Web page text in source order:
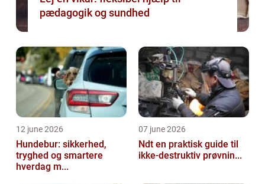
pædagogik og sundhed
12 june 2026
Hundebur: sikkerhed,
tryghed og smartere
hverdag m...
07 june 2026
Ndt en praktisk guide til
ikke-destruktiv prøvnin...